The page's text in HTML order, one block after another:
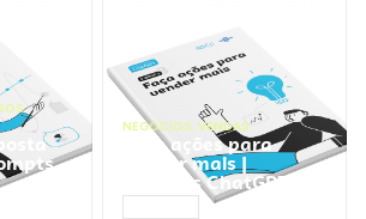
NEGÓCIOS, VENDAS
Faça ações para
vender mais |
Prompts ChatGPT